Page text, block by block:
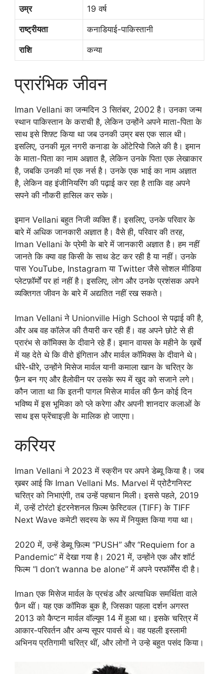
उम्र 19 वर्ष
राष्ट्रीयता कनाडियाई-पाकिस्तानी
राशि कन्या
प्रारंभिक जीवन
Iman Vellani का जन्मदिन 3 सितंबर, 2002 है। उनका जन्म
स्थान पाकिस्तान के कराची है, लेकिन उन्होंने अपने माता-पिता के
साथ इसे शिफ़्ट किया था जब उनकी उम्र बस एक साल थी।
इसलिए, उनकी मूल नगरी कनाडा के ओंटेरियो जिले की है। इमान
के माता-पिता का नाम अज्ञात है, लेकिन उनके पिता एक लेखाकार
है, जबकि उनकी मां एक नर्स है। उनके एक भाई का नाम अज्ञात
है, लेकिन वह इंजीनियरिंग की पढ़ाई कर रहा है ताकि वह अपने
सपने की नौकरी हासिल कर सके।
इमान Vellani बहुत निजी व्यक्ति हैं। इसलिए, उनके परिवार के
बारे में अधिक जानकारी अज्ञात है। वैसे ही, परिवार की तरह,
Iman Vellani के प्रेमी के बारे में जानकारी अज्ञात है। हम नहीं
जानते कि क्या वह किसी के साथ डेट कर रही है या नहीं। उनके
पास YouTube, Instagram या Twitter जैसे सोशल मीडिया
प्लेटफ़ॉर्मों पर हां नहीं है। इसलिए, लोग और उनके प्रशंसक अपने
व्यक्तिगत जीवन के बारे में अद्यतित नहीं रख सकते।
Iman Vellani ने Unionville High School से पढ़ाई की है,
और अब वह कॉलेज की तैयारी कर रही हैं। वह अपने छोटे से ही
प्रारंभ से कॉमिक्स के दीवाने रहे हैं। इमान वायस के महीने के ख़र्चे
में यह देते थे कि वीरो इंगितान और मार्वल कॉमिक्स के दीवाने थे।
धीरे-धीरे, उन्होंने मिसेज मार्वल यानी कमाला खान के चरित्र के
फ़ैन बन गए और हैलोवीन पर उसके रूप में खुद को सजाने लगे।
कौन जाता था कि इतनी पागल मिसेज मार्वल की फ़ैन कोई दिन
भविष्य में इस भूमिका को प्ले करेगा और अपनी शानदार कलाओं के
साथ इस फ्रेंचाइज़ी के मालिक हो जाएगा।
करियर
Iman Vellani ने 2023 में स्क्रीन पर अपने डेब्यू किया है। जब
ख़बर आई कि Iman Vellani Ms. Marvel में प्रोटैगनिस्ट
चरित्र को निभाएंगी, तब उन्हें पहचान मिली। इससे पहले, 2019
में, उन्हें टोरंटो इंटरनेशनल फ़िल्म फ़ेस्टिवल (TIFF) के TIFF
Next Wave कमेटी सदस्य के रूप में नियुक्त किया गया था।
2020 में, उन्हें डेब्यू फ़िल्म “PUSH” और “Requiem for a
Pandemic” में देखा गया है। 2021 में, उन्होंने एक और शॉर्ट
फिल्म “I don’t wanna be alone” में अपने परफॉर्मेंस दी है।
Iman एक मिसेज मार्वल के प्रचंड और अत्याधिक समर्थिता वाले
फ़ैन थीं। यह एक कॉमिक बुक है, जिसका पहला दर्शन अगस्त
2013 को कैप्टन मार्वल वॉल्यूम 14 में हुआ था। इसके चरित्र में
आकार-परिवर्तन और अन्य सूपर पावर्स थे। वह पहली इस्लामी
अभिनय प्रतिगामी चरित्र थीं, और लोगों ने उन्हे बहुत पसंद किया।